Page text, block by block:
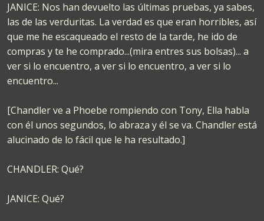
JANICE: Nos han devuelto las últimas pruebas, ya sabes,
las de las verduritas. La verdad es que eran horribles, así
que me he escaqueado el resto de la tarde, he ido de
compras y te he comprado...(mira entres sus bolsas)... a
ver si lo encuentro, a ver si lo encuentro, a ver si lo
encuentro...
[Chandler ve a Phoebe rompiendo con Tony, Ella habla
con él unos segundos, lo abraza y él se va. Chandler está
alucinado de lo fácil que le ha resultado.]
CHANDLER: Qué?
JANICE: Qué?